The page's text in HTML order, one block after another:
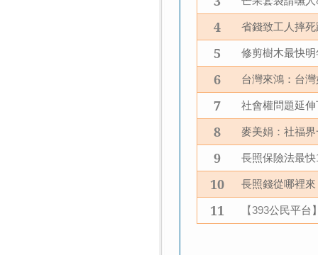
4 省錢致工人摔
5 修剪樹木最快
6 台灣來鴻：台
7 社會權問題延
8 麥美娟：社福
9 長照保險法最快
10 長照錢從哪裡來
11 【393公民平台